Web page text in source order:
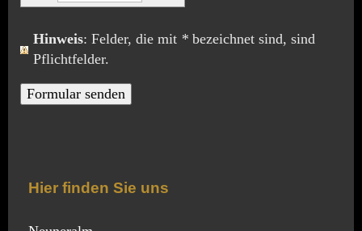
Hinweis : Felder, die mit * bezeichnet sind, sind
Pflichtfelder.
Hier finden Sie uns